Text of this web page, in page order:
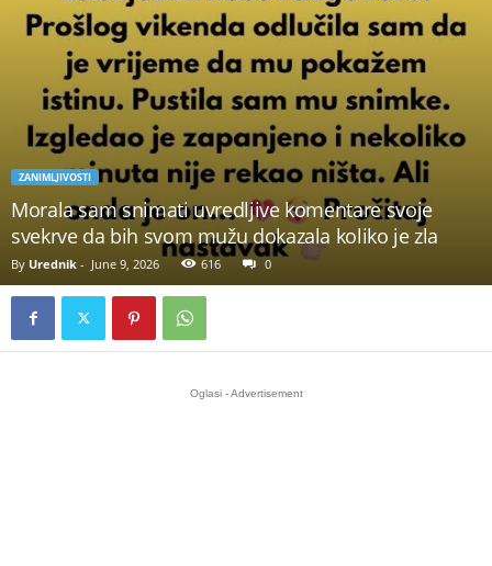
ZANIMLJIVOSTI
Morala sam snimati uvredljive komentare svoje
svekrve da bih svom mužu dokazala koliko je zla
By Urednik - June 9, 2026 616 0
Oglasi - Advertisement